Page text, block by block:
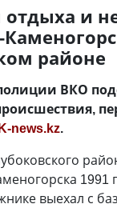
отдыха и
районе
ВКО
news.kz.
1991
выехал с